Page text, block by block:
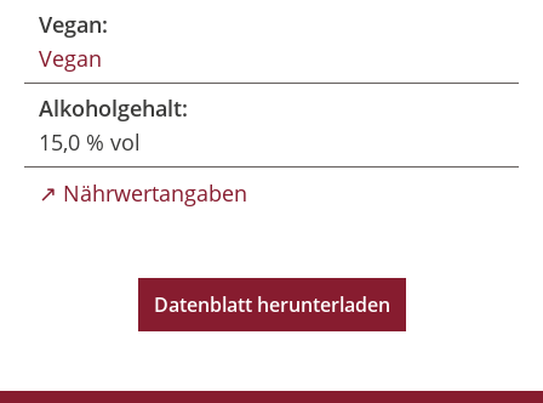
Vegan:
Vegan
Alkoholgehalt:
15,0 % vol
↗ Nährwertangaben
Datenblatt herunterladen